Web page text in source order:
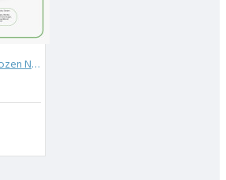
dalam kondisi bagus & beku.
kami.
harap segera simpan kedalam kulkas
Homemade Risol Frozen Nourish Kitchen - Bebas Gluten, Tanpa MSG, Tanpa Pengawet, Rempah Alami 425 gr (isi 5) - Ragout Mozzarella